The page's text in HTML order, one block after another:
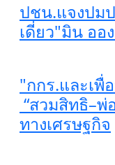
ปชน.แจงปม
เดี่ยว"มิน ออ
"กกร.และเพื่
“สวมสิทธิ–
ทางเศรษฐกิจ